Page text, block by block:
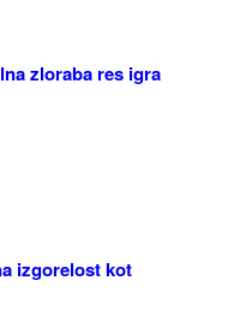
zloraba res igra
izgorelost kot